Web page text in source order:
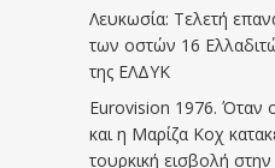
Λευκωσία: Τελετή
των οστών 16
της ΕΛΔΥΚ
Eurovision 1976. Όταν
και η Μαρίζα Κοχ
τουρκική εισβολή